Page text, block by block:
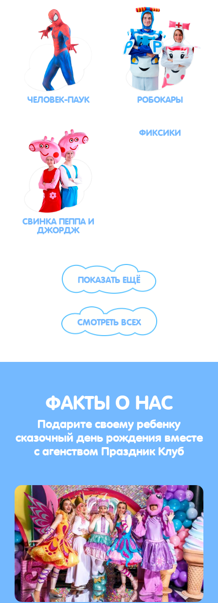
ЧЕЛОВЕК-ПАУК РОБОКАРЫ
СВИНКА ПЕППА И
ДЖОРДЖ
ФИКСИКИ
ПОКАЗАТЬ ЕЩЁ
СМОТРЕТЬ ВСЕХ
ФАКТЫ О НАС
Подарите своему ребенку
сказочный день рождения вместе
с агенством Праздник Клуб